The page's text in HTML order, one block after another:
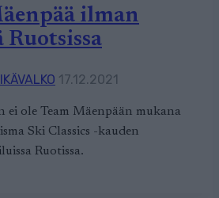
ilman
17.12.2021
ei ole Team Mäenpään mukana
Ski Classics -kauden
Ruotissa.